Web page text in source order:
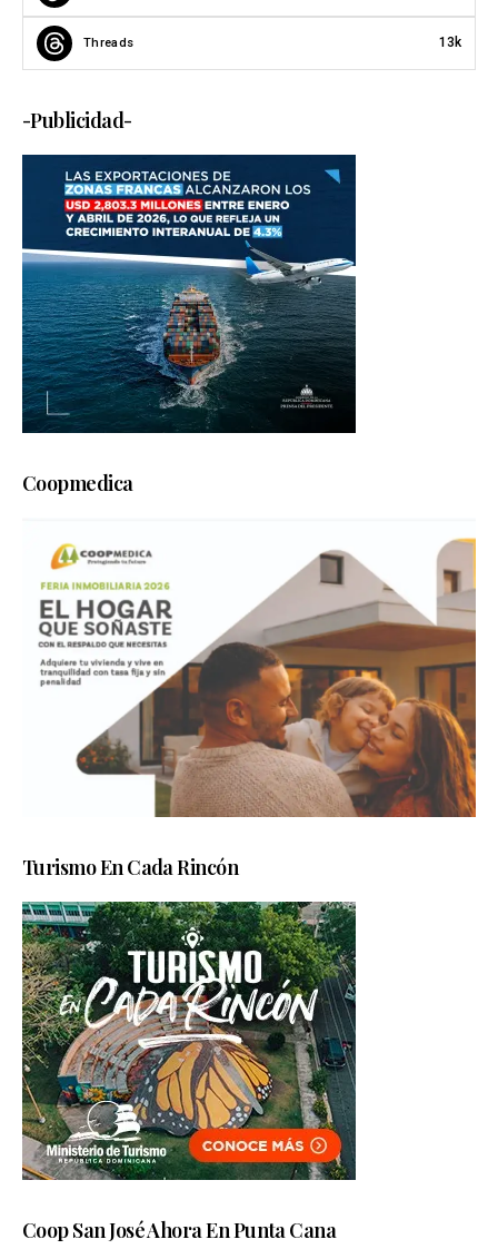
Threads 13k
-Publicidad-
Coopmedica
Turismo En Cada Rincón
Coop San José Ahora En Punta Cana